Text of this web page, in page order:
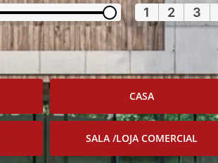
1 2 3
CASA
SALA /LOJA COMERCIAL